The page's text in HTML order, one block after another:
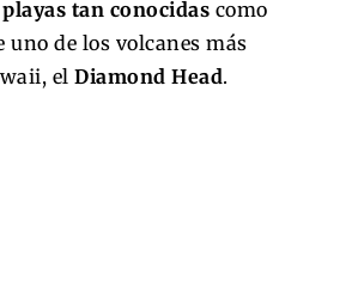
playas tan conocidas como
uno de los volcanes más
el Diamond Head.